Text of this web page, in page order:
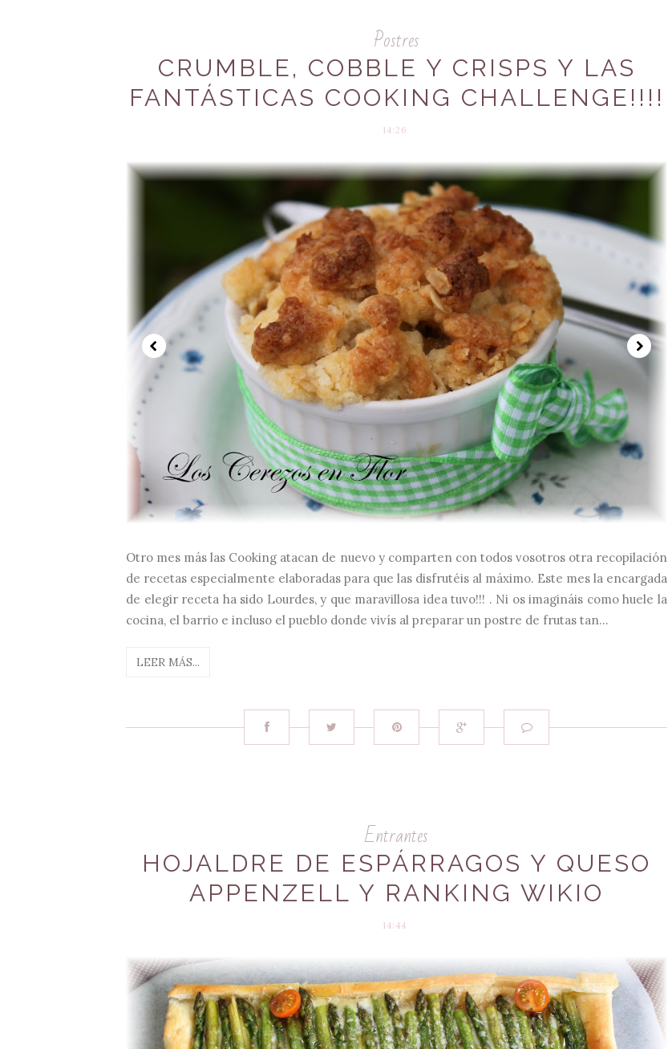
Postres
CRUMBLE, COBBLE Y CRISPS Y LAS
FANTÁSTICAS COOKING CHALLENGE!!!!
14:26
Otro mes más las Cooking atacan de nuevo y comparten con todos vosotros otra recopilación
de recetas especialmente elaboradas para que las disfrutéis al máximo. Este mes la encargada
de elegir receta ha sido Lourdes, y que maravillosa idea tuvo!!! . Ni os imagináis como huele la
cocina, el barrio e incluso el pueblo donde vivís al preparar un postre de frutas tan...
LEER MÁS...
Entrantes
HOJALDRE DE ESPÁRRAGOS Y QUESO
APPENZELL Y RANKING WIKIO
14:44